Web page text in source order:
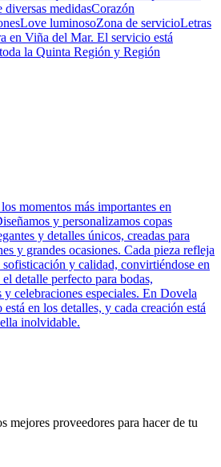
diversas medidasCorazón
luminosoZona de servicioLetras
en Viña del Mar. El servicio está
la Quinta Región y Región
momentos más importantes en
y personalizamos copas
y detalles únicos, creadas para
y grandes ocasiones. Cada pieza refleja
y calidad, convirtiéndose en
detalle perfecto para bodas,
celebraciones especiales. En Dovela
en los detalles, y cada creación está
inolvidable.
mejores proveedores para hacer de tu